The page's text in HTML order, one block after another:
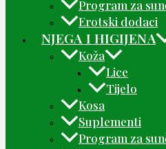
Program za
Erotski dodaci
NJEGA I HIGIJENA
Koža
Lice
Tijelo
Kosa
Suplementi
Program za